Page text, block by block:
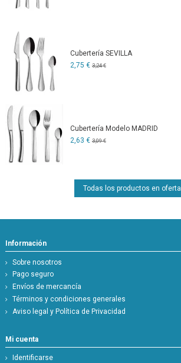
Cubertería SEVILLA
2,75 € 3,24 €
Cubertería Modelo MADRID
2,63 € 3,09 €
Todas los productos en oferta
Información
Sobre nosotros
Pago seguro
Envíos de mercancía
Términos y condiciones generales
Aviso legal y Política de Privacidad
Mi cuenta
Identificarse